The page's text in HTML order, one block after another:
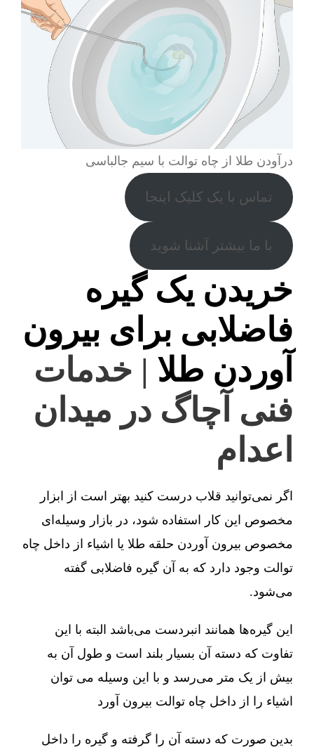
درآودن طلا از چاه توالت با سیم جالباسی
تماس با یک کلیک اینجا
با ما بیشتر آشنا شوید
خریدن یک گیره
فاضلابی برای بیرون
آوردن طلا | خدمات
فنی آچاگ در میدان
اعدام
اگر نمی‌توانید قلاب درست کنید بهتر است از ابزار
مخصوص این کار استفاده شود، در بازار وسیله‌ای
مخصوص بیرون آوردن حلقه طلا یا اشیاء از داخل چاه
توالت وجود دارد که به آن گیره فاضلابی گفته
می‌شود.
این گیره‌ها همانند انبردست می‌باشد البته با این
تفاوت که دسته آن بسیار بلند است و طول آن به
بیش از یک متر می‌رسد و با این وسیله می توان
اشیاء را از داخل چاه توالت بیرون آورد
بدین صورت که دسته آن را گرفته و گیره را داخل